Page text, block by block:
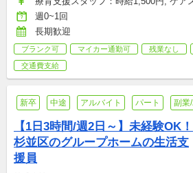
週0~1回
長期歓迎
ブランク可 マイカー通勤可 残業なし
交通費支給
新卒 中途 アルバイト パート 副業
【1日3時間/週2日～】未経験OK！
杉並区のグループホームの生活支
援員